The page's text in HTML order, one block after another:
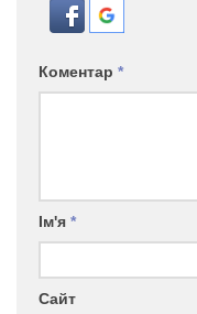
Коментар *
Ім'я *
Сайт